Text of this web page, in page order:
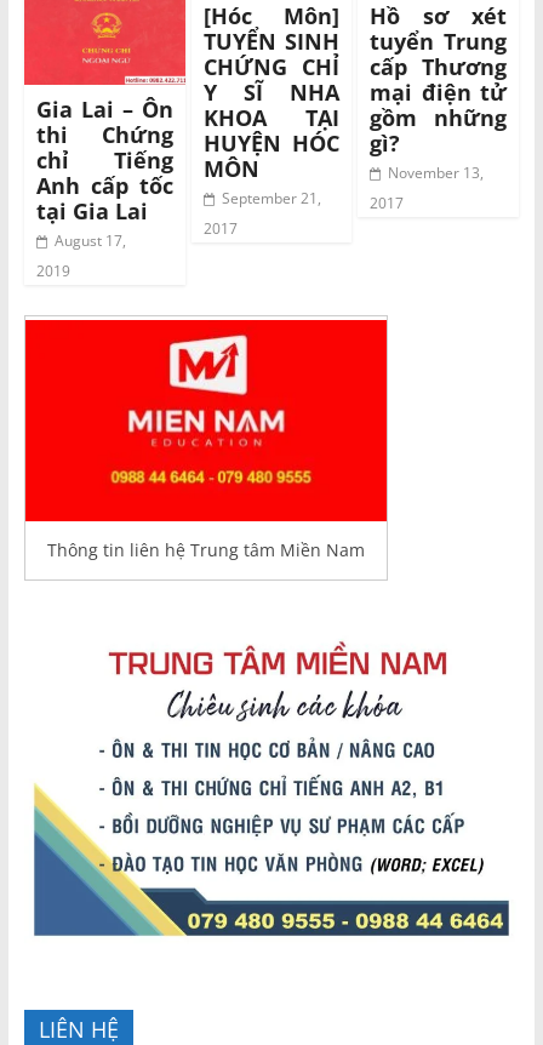
Gia Lai – Ôn
thi Chứng
chỉ Tiếng
Anh cấp tốc
tại Gia Lai
August 17,
2019
[Hóc Môn]
TUYỂN SINH
CHỨNG CHỈ
Y SĨ NHA
KHOA TẠI
HUYỆN HÓC
MÔN
September 21,
2017
Hồ sơ xét
tuyển Trung
cấp Thương
mại điện tử
gồm những
gì?
November 13,
2017
Thông tin liên hệ Trung tâm Miền Nam
LIÊN HỆ